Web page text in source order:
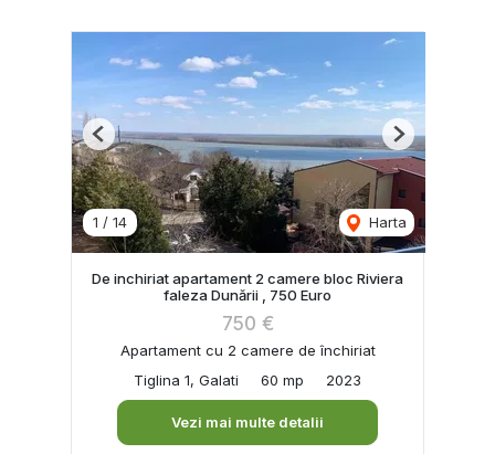
1 / 14 Harta
Previous Next
De inchiriat apartament 2 camere bloc Riviera
faleza Dunării , 750 Euro
750 €
Apartament cu 2 camere de închiriat
Tiglina 1, Galati
60 mp 2023
Vezi mai multe detalii